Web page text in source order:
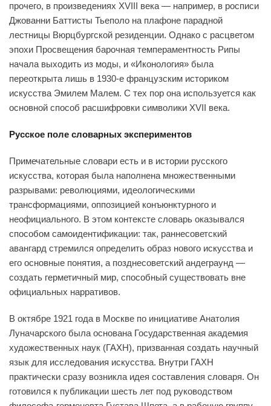
прочего, в произведениях XVIII века — например, в росписи
Джованни Баттисты Тьеполо на плафоне парадной
лестницы Вюрцбургской резиденции. Однако с расцветом
эпохи Просвещения барочная темпераментность Рипы
начала выходить из моды, и «Иконология» была
переоткрыта лишь в 1930-е французским историком
искусства Эмилем Малем. С тех пор она используется как
основной способ расшифровки символики XVII века.
Русское поле словарных экспериментов
Примечательные словари есть и в истории русского
искусства, которая была наполнена множественными
разрывами: революциями, идеологическими
трансформациями, оппозицией конъюнктурного и
неофициального. В этом контексте словарь оказывался
способом самоидентификации: так, раннесоветский
авангард стремился определить образ нового искусства и
его основные понятия, а позднесоветский андеграунд —
создать герметичный мир, способный существовать вне
официальных нарративов.
В октябре 1921 года в Москве по инициативе Анатолия
Луначарского была основана Государственная академия
художественных наук (ГАХН), призванная создать научный
язык для исследования искусства. Внутри ГАХН
практически сразу возникла идея составления словаря. Он
готовился к публикации шесть лет под руководством